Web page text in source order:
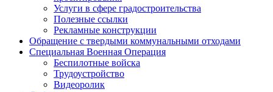
Услуги в сфере градостроительства
Полезные ссылки
Рекламные конструкции
Обращение с твердыми коммунальными отходами
Специальная Военная Операция
Беспилотные войска
Трудоустройство
Видеоролик